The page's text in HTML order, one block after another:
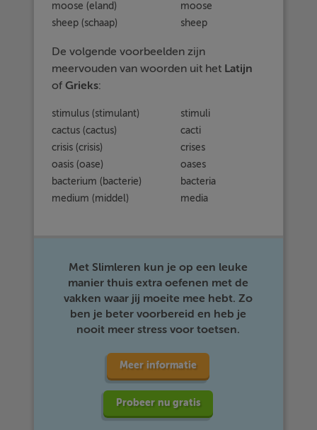
moose (eland)
moose
sheep (schaap)
sheep
De volgende voorbeelden zijn
meervouden van woorden uit het Latijn
ofGrieks:
stimulus (stimulant)
stimuli
cactus (cactus)
cacti
crisis (crisis)
crises
oasis (oase)
oases
bacterium (bacterie)
bacteria
medium (middel)
media
Met Slimleren kun je op een leuke
manier thuis extra oefenen met de
vakken waar jij moeite mee hebt. Zo
ben je beter voorbereid en heb je
nooit meer stress voor toetsen.
Meer informatie
Probeer nu gratis